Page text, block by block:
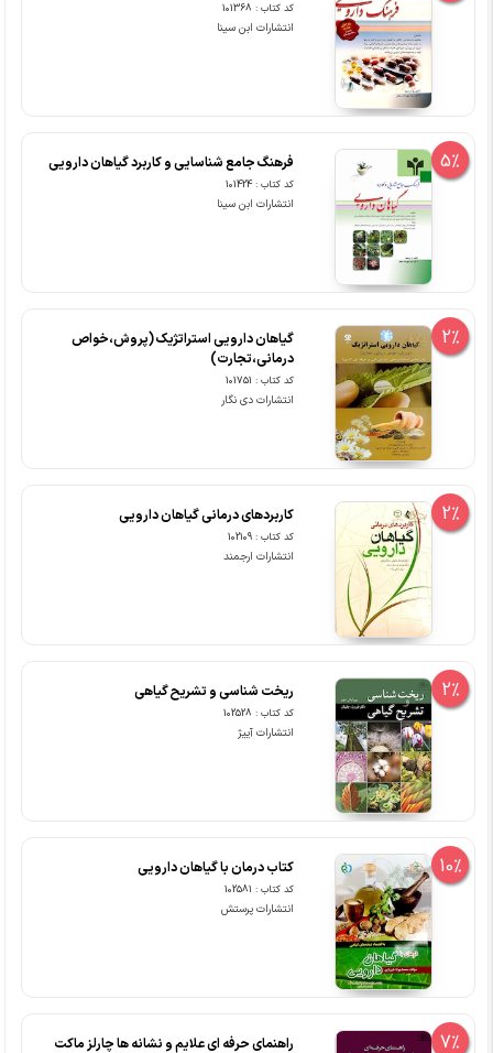
کد کتاب : 101368
انتشارات ابن سینا
5% فرهنگ جامع شناسایی و کاربرد گیاهان دارویی
کد کتاب : 101424
انتشارات ابن سینا
2%
گیاهان دارویی استراتژیک (پروش،خواص
درمانی،تجارت)
کد کتاب : 101751
انتشارات دی نگار
2% کاربردهای درمانی گیاهان دارویی
کد کتاب : 102109
انتشارات ارجمند
2% ریخت شناسی و تشریح گیاهی
کد کتاب : 102528
انتشارات آییژ
10% کتاب درمان با گیاهان دارویی
کد کتاب : 102581
انتشارات پرستش
7% راهنمای حرفه ای علایم و نشانه ها چارلز ماکت